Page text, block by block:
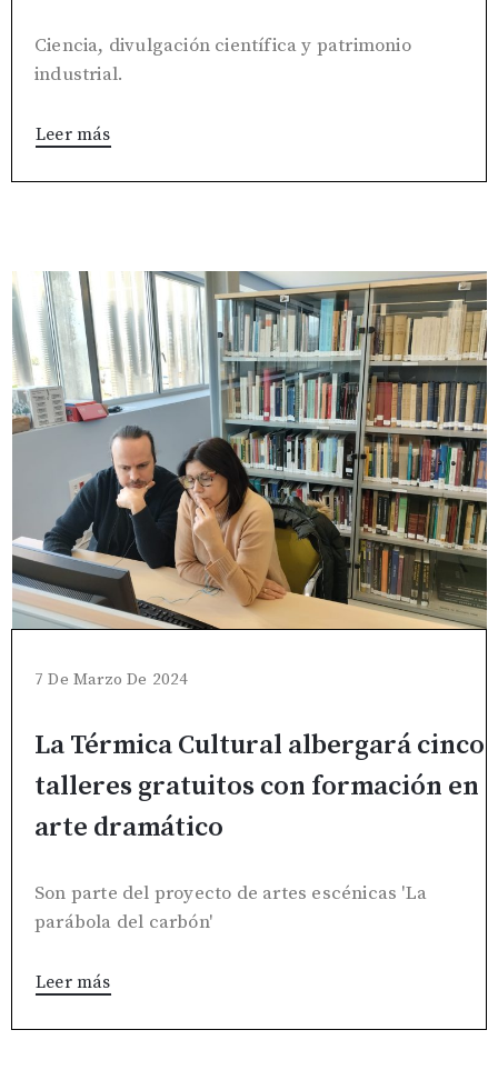
Ciencia, divulgación científica y patrimonio
industrial.
Leer más
7 De Marzo De 2024
La Térmica Cultural albergará cinco
talleres gratuitos con formación en
arte dramático
Son parte del proyecto de artes escénicas 'La
parábola del carbón'
Leer más